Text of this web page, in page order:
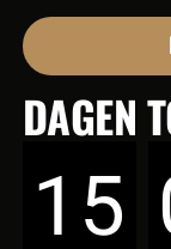
DAGEN
15